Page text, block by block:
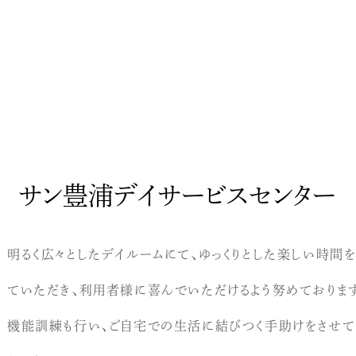
サン豊浦デイサービスセンター
明るく広々としたデイルームにて、ゆっくりとした楽しい時間
ていただき、利用者様に喜んでいただけるよう努めておりま
機能訓練も行い、ご自宅での生活に結びつく手助けをさせ